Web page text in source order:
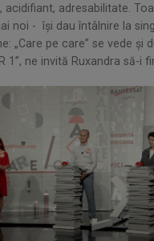
acidifiant, adresabilitate.
noi - își dau întâlnire la
„Care pe care” se vede şi
1”, ne invită Ruxandra să-i